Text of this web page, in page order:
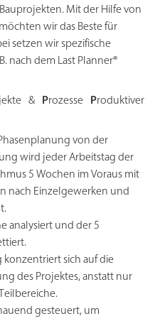
Mit der Hilfe von
wir das Beste für
setzen wir spezifische
nach dem Last Planner®
& Prozesse Produktiver
von der
wird jeder Arbeitstag der
5 Wochen im Voraus mit
nach Einzelgewerken und
analysiert und der 5
konzentriert sich auf die
des Projektes, anstatt nur
gesteuert, um